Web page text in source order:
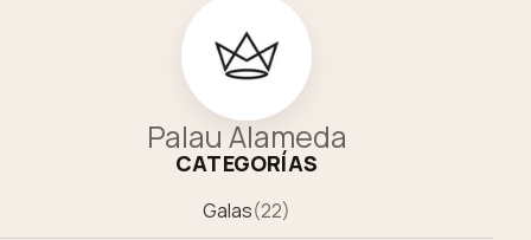
Palau Alameda
CATEGORÍAS
Galas(22)